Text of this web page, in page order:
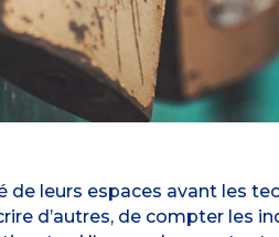
leurs espaces avant les
d’autres, de compter